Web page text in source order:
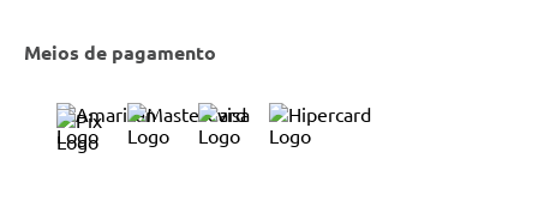
Cobre Oferta
Código de Conduta
Política de Reembolso
Bulário Anvisa
Condeclin
Meios de pagamento